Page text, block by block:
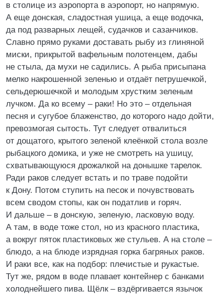
в столице из аэропорта в аэропорт, но напрямую.
А еще донская, сладостная ушица, а еще водочка,
да под разварных лещей, судачков и сазанчиков.
Славно прямо руками доставать рыбу из глиняной
миски, прикрытой вафельным полотенцем, дабы
не стыла, да мухи не садились. А рыба присыпана
мелко накрошенной зеленью и отдаёт петрушечкой,
сельдерюшечкой и молодым хрустким зеленым
лучком. Да ко всему – раки! Но это – отдельная
песня и сугубое блаженство, до которого надо дойти,
превозмогая сытость. Тут следует отвалиться
от дощатого, крытого зеленой клеёнкой стола возле
рыбацкого домика, и уже не смотреть на ушицу,
схватывающуюся дрожалкой на донышке тарелок.
Ради раков следует встать и по траве подойти
к Дону. Потом ступить на песок и почувствовать
всем сводом стопы, как он податлив и горяч.
И дальше – в донскую, зеленую, ласковую воду.
А там, в воде тоже стол, но из красного пластика,
а вокруг пяток пластиковых же стульев. А на столе –
блюдо, а на блюде изрядная горка багряных раков.
И раки все, как на подбор: плечистые и рукастые.
Тут же, рядом в воде плавает контейнер с банками
холоднейшего пива. Щёлк – вздёргивается язычок